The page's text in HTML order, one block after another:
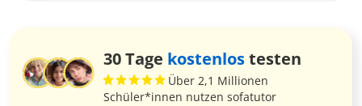
30 Tage kostenlostesten
Über 2,1 Millionen
Schüler*innen nutzen sofatutor